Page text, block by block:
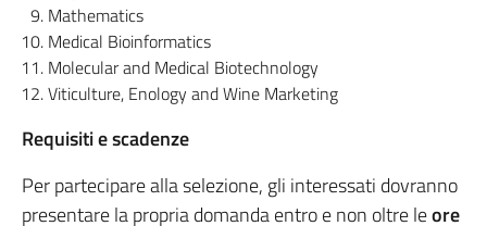
Mathematics
Medical Bioinformatics
Molecular and Medical Biotechnology
Viticulture, Enology and Wine Marketing
Requisiti e scadenze
Per partecipare alla selezione, gli interessati dovranno
presentare la propria domanda entro e non oltre leore